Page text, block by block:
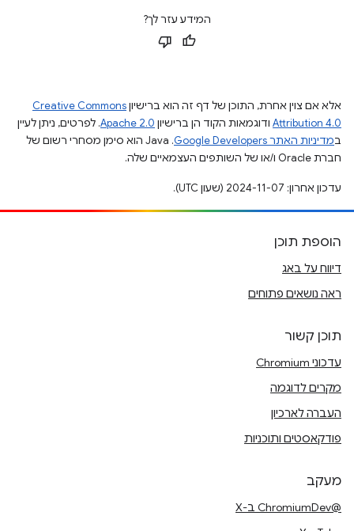
המידע עזר לך?
אלא אם צוין אחרת, התוכן של דף זה הוא ברישיוןCreative Commons
Attribution 4.0 ודוגמאות הקוד הן ברישיון Apache 2.0. לפרטים, ניתן לעיין
במדיניות האתר Google Developers‏
.‏ Java הוא סימן מסחרי רשום של
חברת Oracle ו/או של השותפים העצמאיים שלה.
עדכון אחרון: 2024-11-07 (שעון UTC).
הוספת תוכן
דיווח על באג
ראה נושאים פתוחים
תוכן קשור
עדכוני Chromium
מקרים לדוגמה
העברה לארכיון
פודקאסטים ותוכניות
מעקב
@ChromiumDev ב-X